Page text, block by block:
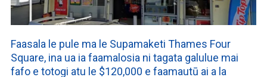
Faasala le pule ma le Supamaketi Thames Four
Square, ina ua ia faamalosia ni tagata galulue mai
fafo e totogi atu le $120,000 e faamautū ai a la